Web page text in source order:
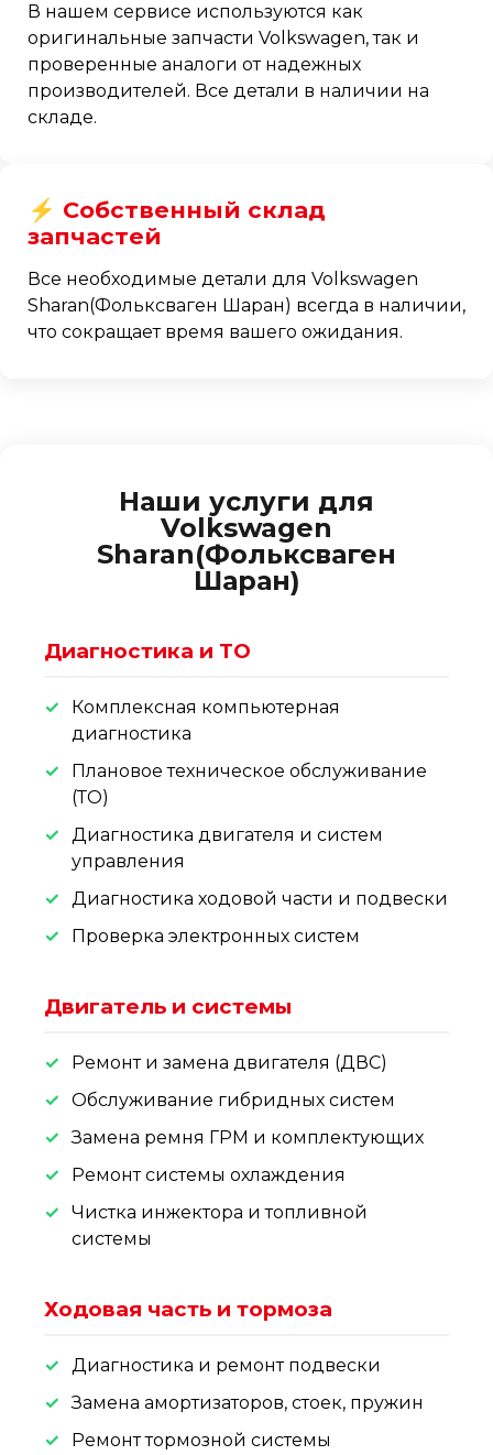
В нашем сервисе используются как
оригинальные запчасти Volkswagen, так и
проверенные аналоги от надежных
производителей. Все детали в наличии на
складе.
⚡ Собственный склад
запчастей
Все необходимые детали для Volkswagen
Sharan(Фольксваген Шаран) всегда в наличии,
что сокращает время вашего ожидания.
Наши услуги для
Volkswagen
Sharan(Фольксваген
Шаран)
Диагностика и ТО
Комплексная компьютерная
диагностика
Плановое техническое обслуживание
(ТО)
Диагностика двигателя и систем
управления
Диагностика ходовой части и подвески
Проверка электронных систем
Двигатель и системы
Ремонт и замена двигателя (ДВС)
Обслуживание гибридных систем
Замена ремня ГРМ и комплектующих
Ремонт системы охлаждения
Чистка инжектора и топливной
системы
Ходовая часть и тормоза
Диагностика и ремонт подвески
Замена амортизаторов, стоек, пружин
Ремонт тормозной системы